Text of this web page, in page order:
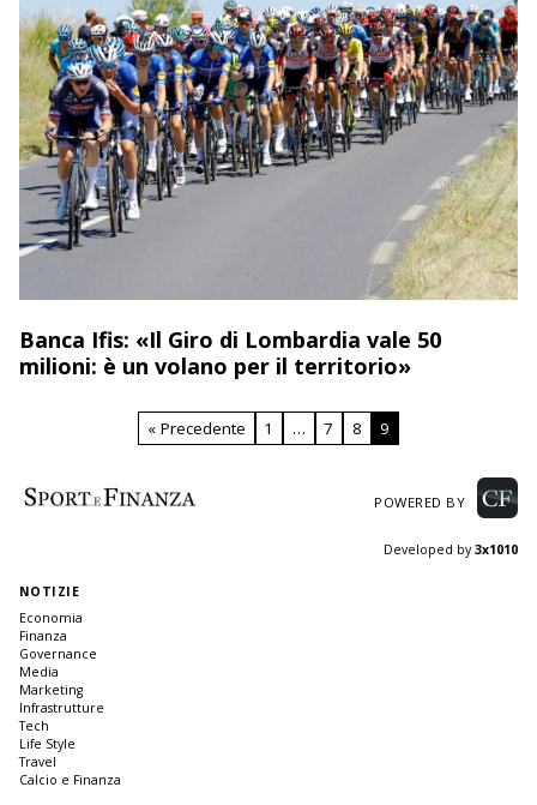
Banca Ifis: «Il Giro di Lombardia vale 50
milioni: è un volano per il territorio»
« Precedente 1 … 7 8 9
POWERED BY
Developed by3x1010
NOTIZIE
Economia
Finanza
Governance
Media
Marketing
Infrastrutture
Tech
Life Style
Travel
Calcio e Finanza